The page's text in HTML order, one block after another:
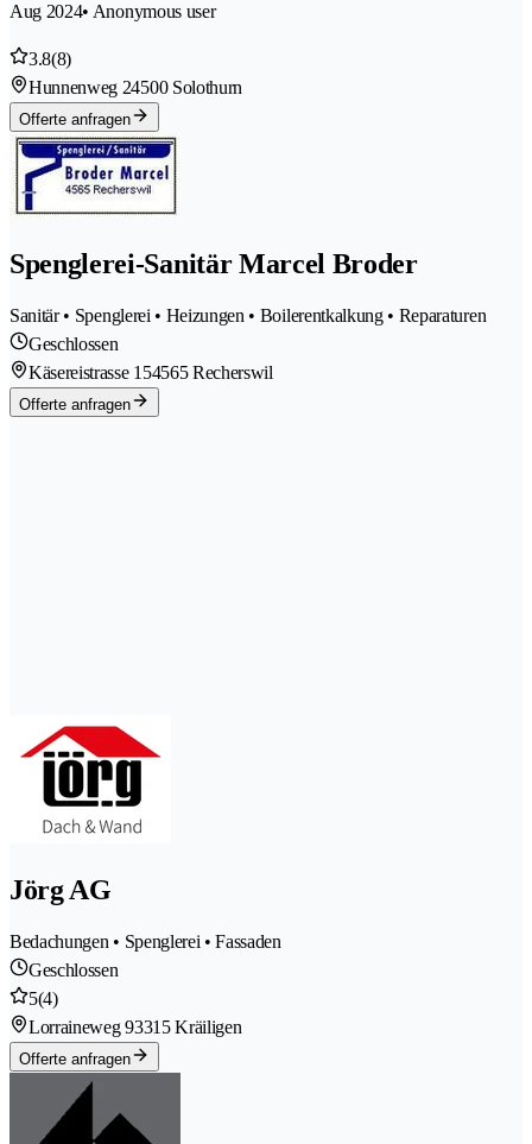
Aug 2024• Anonymous user
3.8(8)
Hunnenweg 24500 Solothurn
Offerte anfragen
Spenglerei-Sanitär Marcel Broder
Sanitär • Spenglerei • Heizungen • Boilerentkalkung • Reparaturen
Geschlossen
Käsereistrasse 154565 Recherswil
Offerte anfragen
Jörg AG
Bedachungen • Spenglerei • Fassaden
Geschlossen
5(4)
Lorraineweg 93315 Kräiligen
Offerte anfragen